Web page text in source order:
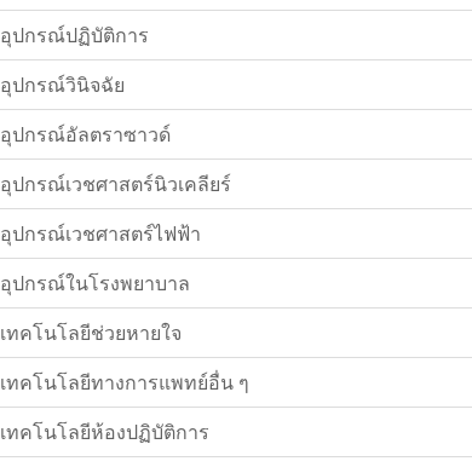
อุปกรณ์ปฏิบัติการ
อุปกรณ์วินิจฉัย
อุปกรณ์อัลตราซาวด์
อุปกรณ์เวชศาสตร์นิวเคลียร์
อุปกรณ์เวชศาสตร์ไฟฟ้า
อุปกรณ์ในโรงพยาบาล
เทคโนโลยีช่วยหายใจ
เทคโนโลยีทางการแพทย์อื่น ๆ
เทคโนโลยีห้องปฏิบัติการ